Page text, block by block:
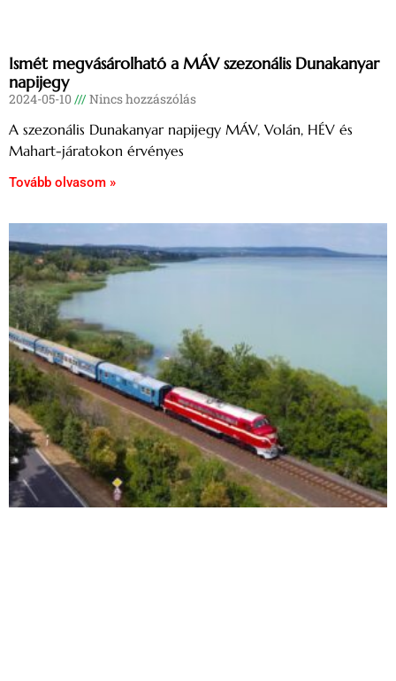
Ismét megvásárolható a MÁV szezonális Dunakanyar
napijegy
2024-05-10 Nincs hozzászólás
A szezonális Dunakanyar napijegy MÁV, Volán, HÉV és
Mahart-járatokon érvényes
Tovább olvasom »